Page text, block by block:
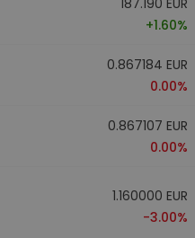
+1.60%
0.867184 EUR
0.00%
0.867107 EUR
0.00%
1.160000 EUR
-3.00%